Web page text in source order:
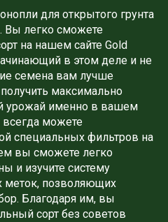
для открытого грунта
Вы легко сможете
на нашем сайте Gold
в этом деле и не
семена вам лучше
максимально
урожай именно в вашем
можете
специальных фильтров на
вы сможете легко
и изучите систему
меток, позволяющих
Благодаря им, вы
сорт без советов